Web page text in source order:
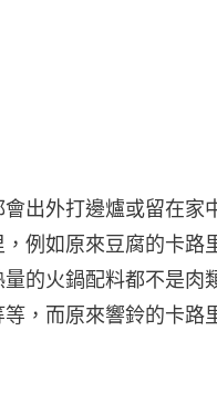
出外打邊爐或留在家
例如原來豆腐的卡路
的火鍋配料都不是肉
，而原來響鈴的卡路